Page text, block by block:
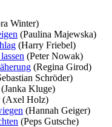
Winter)
(Paulina Majewska)
(Harry Friebel)
(Peter Nowak)
(Regina Girod)
Schröder)
(Janka Kluge)
(Axel Holz)
(Hannah Geiger)
(Peps Gutsche)